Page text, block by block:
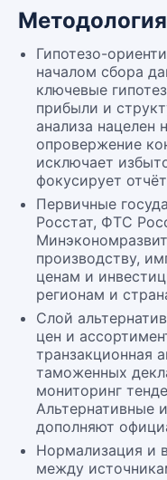
Гипотезо-
началом сбора
ключевые
прибыли и
анализа нацелен
опровержение
исключает
фокусирует
Первичные
Росстат, ФТС
производству,
ценам и
регионам и
Слой
цен и
транзакционная
таможенных
мониторинг
Альтернативные
дополняют
Нормализация и
между